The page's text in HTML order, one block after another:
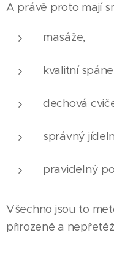
A právě proto mají
masáže,
kvalitní
dechová
správný
pravidelný
Všechno jsou to
přirozeně a